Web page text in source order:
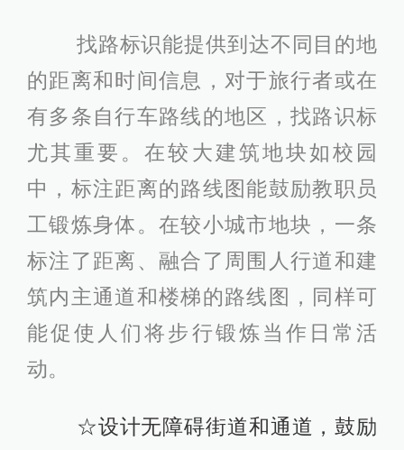
找路标识能提供到达不同目的地
的距离和时间信息，对于旅行者或在
有多条自行车路线的地区，找路识标
尤其重要。在较大建筑地块如校园
中，标注距离的路线图能鼓励教职员
工锻炼身体。在较小城市地块，一条
标注了距离、融合了周围人行道和建
筑内主通道和楼梯的路线图，同样可
能促使人们将步行锻炼当作日常活
动。
☆设计无障碍街道和通道，鼓励